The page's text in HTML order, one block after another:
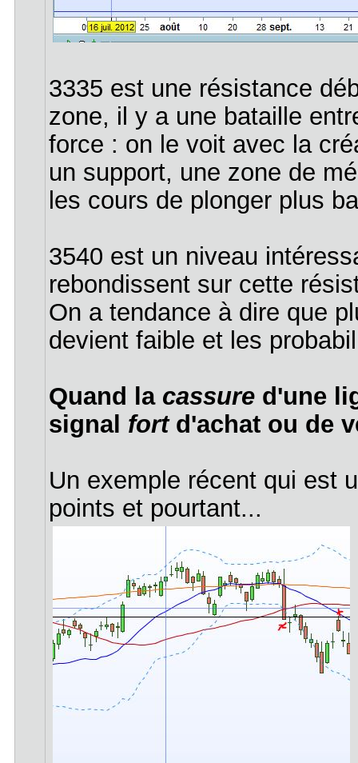
3335 est une résistance
zone, il y a une bataille
force : on le voit avec la
un support, une zone de
les cours de plonger plus
3540 est un niveau
rebondissent sur cette
On a tendance à dire que
devient faible et les
Quand la cassure d'une
signal fort d'achat ou de
Un exemple récent qui est
points et pourtant...